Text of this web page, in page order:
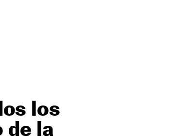
los
de la